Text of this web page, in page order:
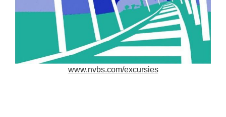
www.nvbs.com/excursies